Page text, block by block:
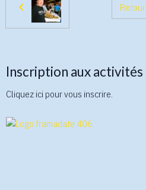
Retour
Inscription aux activités
Cliquez ici pour vous inscrire.